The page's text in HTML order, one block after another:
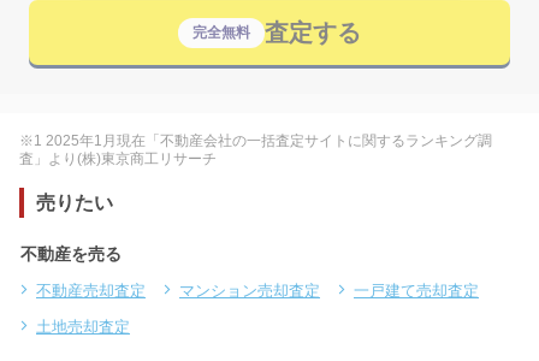
完全無料 査定する
※1 2025年1月現在「不動産会社の一括査定サイトに関するランキング調
査」より(株)東京商工リサーチ
売りたい
不動産を売る
不動産売却査定 マンション売却査定
一戸建て売却査定
土地売却査定